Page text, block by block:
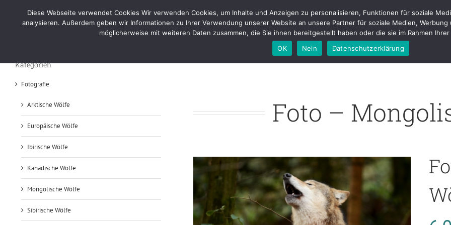
Home Portfolio Fotostudio Buchungen & Preise Kontakt Blog About
Foto – Mongolische Wölfe
Foto –
Kategorien
Fotografie
Arktische Wölfe
Europäische Wölfe
Ibirische Wölfe
Kanadische Wölfe
Mongolische Wölfe
Sibirische Wölfe
Diese Webseite verwendet Cookies Wir verwenden Cookies, um Inhalte und Anzeigen zu personalisieren, Funktionen für soziale
analysieren. Außerdem geben wir Informationen zu Ihrer Verwendung unserer Website an unsere Partner für soziale Medien,
möglicherweise mit weiteren Daten zusammen, die Sie ihnen bereitgestellt haben oder die sie im Rahmen
OK
Nein Datenschutzerklärung